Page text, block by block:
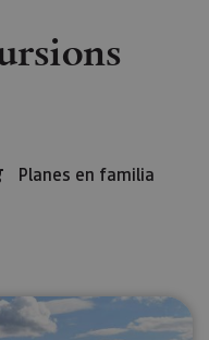
Planes en familia